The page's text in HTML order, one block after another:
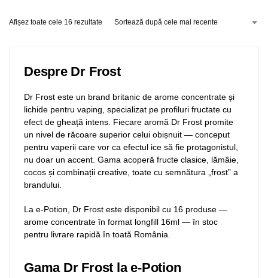
Afișez toate cele 16 rezultate
Despre Dr Frost
Dr Frost este un brand britanic de arome concentrate și
lichide pentru vaping, specializat pe profiluri fructate cu
efect de gheață intens. Fiecare aromă Dr Frost promite
un nivel de răcoare superior celui obișnuit — conceput
pentru vaperii care vor ca efectul ice să fie protagonistul,
nu doar un accent. Gama acoperă fructe clasice, lămâie,
cocos și combinații creative, toate cu semnătura „frost” a
brandului.
La e-Potion, Dr Frost este disponibil cu 16 produse —
arome concentrate în format longfill 16ml — în stoc
pentru livrare rapidă în toată România.
Gama Dr Frost la e-Potion